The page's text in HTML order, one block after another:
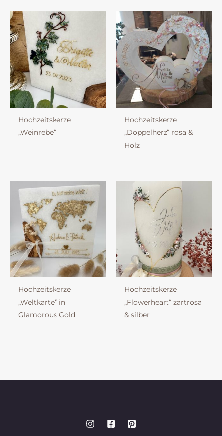
Hochzeitskerze
„Weinrebe“
Hochzeitskerze
„Doppelherz“ rosa &
Holz
Hochzeitskerze
„Weltkarte“ in
Glamorous Gold
Hochzeitskerze
„Flowerheart“ zartrosa
& silber